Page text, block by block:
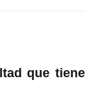
que tiene